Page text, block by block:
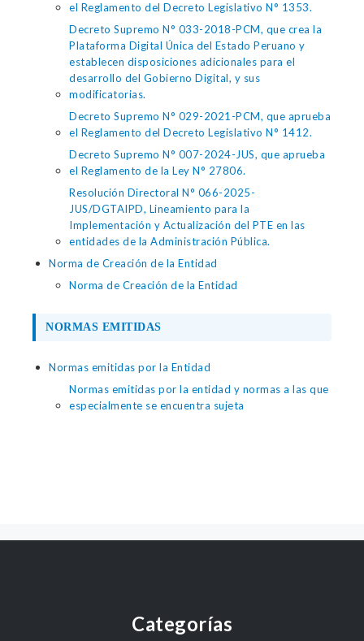
el Reglamento del Decreto Legislativo N° 1353.
Decreto Supremo N° 033-2018-PCM, que crea la
Plataforma Digital Única del Estado Peruano y
establecen disposiciones adicionales para el
desarrollo del Gobierno Digital, y sus
modificatorias.
Decreto Supremo N° 029-2021-PCM, que aprueba
el Reglamento del Decreto Legislativo N° 1412.
Decreto Supremo N° 007-2024-JUS, que aprueba
el Reglamento de la Ley N° 27806.
Resolución Directoral N° 066-2025-
JUS/DGTAIPD, Lineamiento para la
Implementación y Actualización del PTE en las
entidades de la Administración Pública.
Norma de Creación de la Entidad
Norma de Creación de la Entidad
NORMAS EMITIDAS
Normas emitidas por la Entidad
Normas emitidas por la entidad y normas a las que
especialmente se encuentra sujeta
Categorías